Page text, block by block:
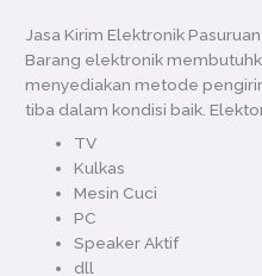
Jasa Kirim Elektronik
Barang elektronik
menyediakan metode
tiba dalam kondisi baik.
TV
Kulkas
Mesin Cuci
PC
Speaker Aktif
dll